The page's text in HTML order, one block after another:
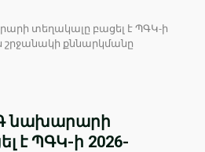
տեղակալը բացել է ՊԳԿ-ի
շրջանակի քննարկմանը
նախարարի
է ՊԳԿ-ի 2026-